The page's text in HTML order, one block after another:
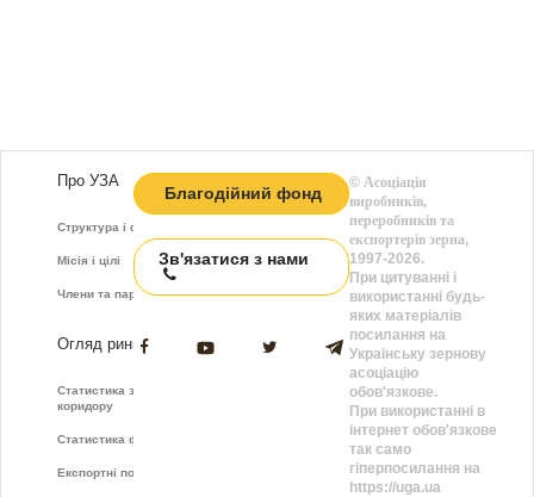
Про УЗА
Структура і функції
Місія і цілі
Члени та партнери
Огляд ринку
Статистика зернового
коридору
Статистика фрахту
Експортні показники
Благодійний фонд
Зв'язатися з нами
©Асоціація
виробників,
переробників та
експортерів зерна,
1997-2026.
При цитуванні і
використанні будь-
яких матеріалів
посилання на
Українську зернову
асоціацію
обов'язкове.
При використанні в
інтернет обов'язкове
так само
гіперпосилання на
https://uga.ua